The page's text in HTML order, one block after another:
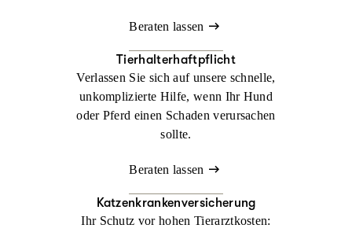
Beraten lassen
Tierhalterhaftpflicht
Verlassen Sie sich auf unsere schnelle,
unkomplizierte Hilfe, wenn Ihr Hund
oder Pferd einen Schaden verursachen
sollte.
Beraten lassen
Katzenkrankenversicherung
Ihr Schutz vor hohen Tierarztkosten: